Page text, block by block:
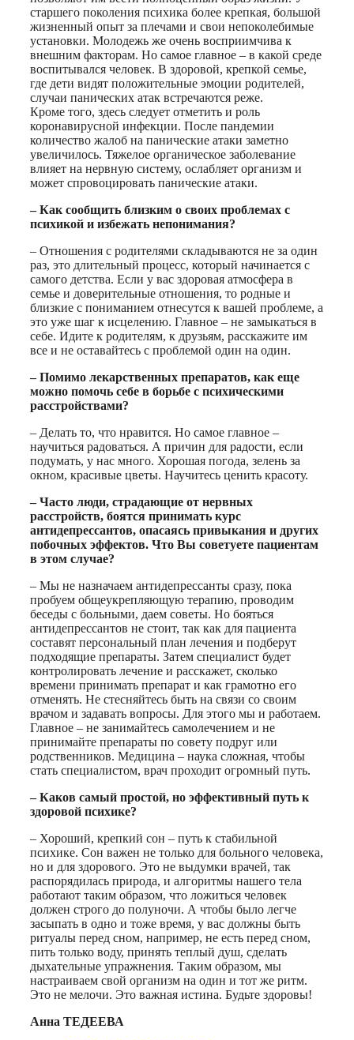
старшего поколения психика более крепкая, большой
жизненный опыт за плечами и свои непоколебимые
установки. Молодежь же очень восприимчива к
внешним факторам. Но самое главное – в какой среде
воспитывался человек. В здоровой, крепкой семье,
где дети видят положительные эмоции родителей,
случаи панических атак встречаются реже.
Кроме того, здесь следует отметить и роль
коронавирусной инфекции. После пандемии
количество жалоб на панические атаки заметно
увеличилось. Тяжелое органическое заболевание
влияет на нервную систему, ослабляет организм и
может спровоцировать панические атаки.
– Как сообщить близким о своих проблемах с
психикой и избежать непонимания?
– Отношения с родителями складываются не за один
раз, это длительный процесс, который начинается с
самого детства. Если у вас здоровая атмосфера в
семье и доверительные отношения, то родные и
близкие с пониманием отнесутся к вашей проблеме, а
это уже шаг к исцелению. Главное – не замыкаться в
себе. Идите к родителям, к друзьям, расскажите им
все и не оставайтесь с проблемой один на один.
– Помимо лекарственных препаратов, как еще
можно помочь себе в борьбе с психическими
расстройствами?
– Делать то, что нравится. Но самое главное –
научиться радоваться. А причин для радости, если
подумать, у нас много. Хорошая погода, зелень за
окном, красивые цветы. Научитесь ценить красоту.
– Часто люди, страдающие от нервных
расстройств, боятся принимать курс
антидепрессантов, опасаясь привыкания и других
побочных эффектов. Что Вы советуете пациентам
в этом случае?
– Мы не назначаем антидепрессанты сразу, пока
пробуем общеукрепляющую терапию, проводим
беседы с больными, даем советы. Но бояться
антидепрессантов не стоит, так как для пациента
составят персональный план лечения и подберут
подходящие препараты. Затем специалист будет
контролировать лечение и расскажет, сколько
времени принимать препарат и как грамотно его
отменять. Не стесняйтесь быть на связи со своим
врачом и задавать вопросы. Для этого мы и работаем.
Главное – не занимайтесь самолечением и не
принимайте препараты по совету подруг или
родственников. Медицина – наука сложная, чтобы
стать специалистом, врач проходит огромный путь.
– Каков самый простой, но эффективный путь к
здоровой психике?
– Хороший, крепкий сон – путь к стабильной
психике. Сон важен не только для больного человека,
но и для здорового. Это не выдумки врачей, так
распорядилась природа, и алгоритмы нашего тела
работают таким образом, что ложиться человек
должен строго до полуночи. А чтобы было легче
засыпать в одно и тоже время, у вас должны быть
ритуалы перед сном, например, не есть перед сном,
пить только воду, принять теплый душ, сделать
дыхательные упражнения. Таким образом, мы
настраиваем свой организм на один и тот же ритм.
Это не мелочи. Это важная истина. Будьте здоровы!
Анна ТЕДЕЕВА